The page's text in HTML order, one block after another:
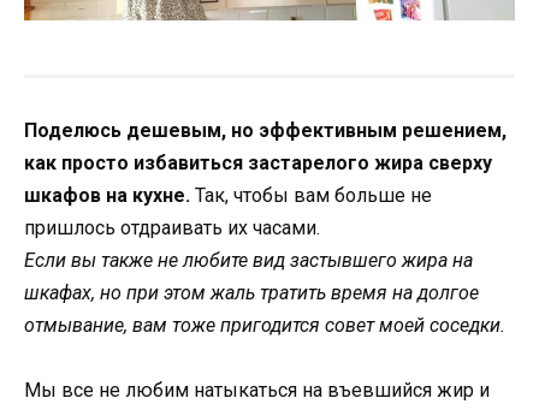
Поделюсь дешевым, но эффективным решением,
как просто избавиться застарелого жира сверху
шкафов на кухне. Так, чтобы вам больше не
пришлось отдраивать их часами.
Если вы также не любите вид застывшего жира на
шкафах, но при этом жаль тратить время на долгое
отмывание, вам тоже пригодится совет моей соседки.
Мы все не любим натыкаться на въевшийся жир и